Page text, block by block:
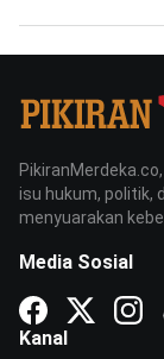
isu hukum, politik,
menyuarakan
Media Sosial
Kanal